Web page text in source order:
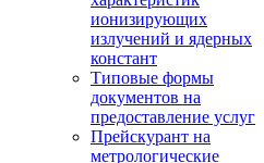
ионизирующих
излучений и ядерных
констант
Типовые формы
документов на
предоставление услуг
Прейскурант на
метрологические